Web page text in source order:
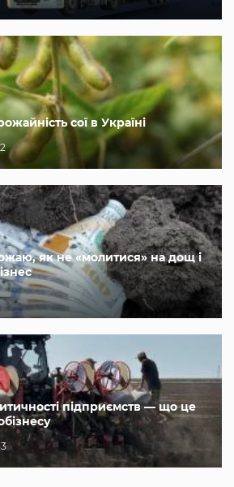
сої в Україні
як не «молитися» на дощ і
підприємств — що це